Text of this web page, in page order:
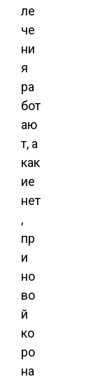
ле
че
ни
я
ра
бот
аю
т, а
как
ие
нет
,
пр
и
но
во
й
ко
ро
на